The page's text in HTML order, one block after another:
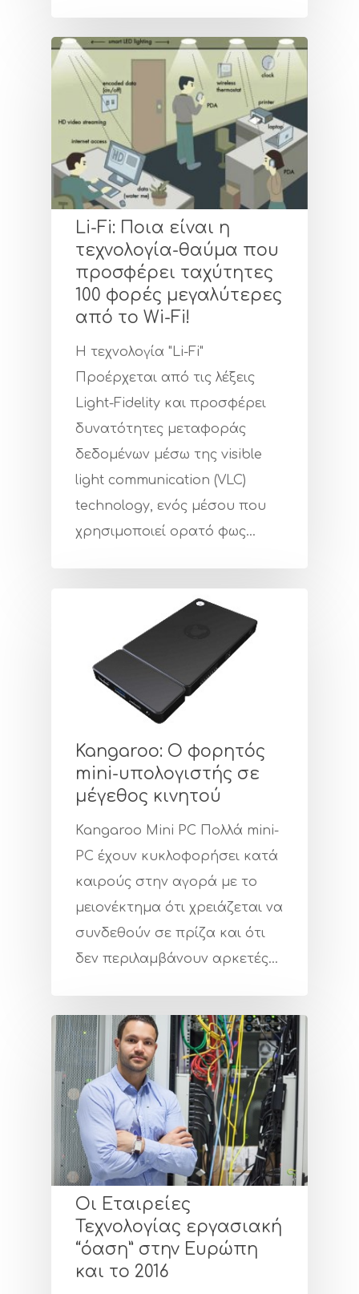
Li-Fi: Ποια είναι η
τεχνολογία-θαύμα που
προσφέρει ταχύτητες
100 φορές μεγαλύτερες
από το Wi-Fi!
Η τεχνολογία "Li-Fi"
Προέρχεται από τις λέξεις
Light-Fidelity και προσφέρει
δυνατότητες μεταφοράς
δεδομένων μέσω της visible
light communication (VLC)
technology, ενός μέσου που
χρησιμοποιεί ορατό φως…
Kangaroo: Ο φορητός
mini-υπολογιστής σε
μέγεθος κινητού
Kangaroo Mini PC Πολλά mini-
PC έχουν κυκλοφορήσει κατά
καιρούς στην αγορά με το
μειονέκτημα ότι χρειάζεται να
συνδεθούν σε πρίζα και ότι
δεν περιλαμβάνουν αρκετές…
Oι Εταιρείες
Τεχνολογίας εργασιακή
“όαση” στην Ευρώπη
και το 2016